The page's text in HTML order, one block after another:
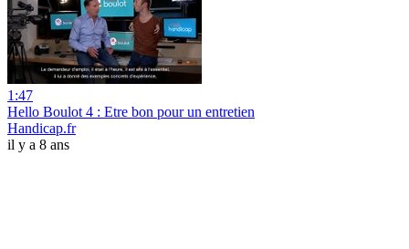
1:47
Hello Boulot 4 : Etre bon pour un entretien
Handicap.fr
il y a 8 ans